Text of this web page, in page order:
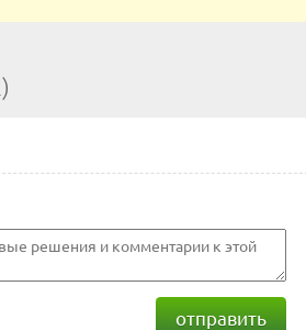
отправить